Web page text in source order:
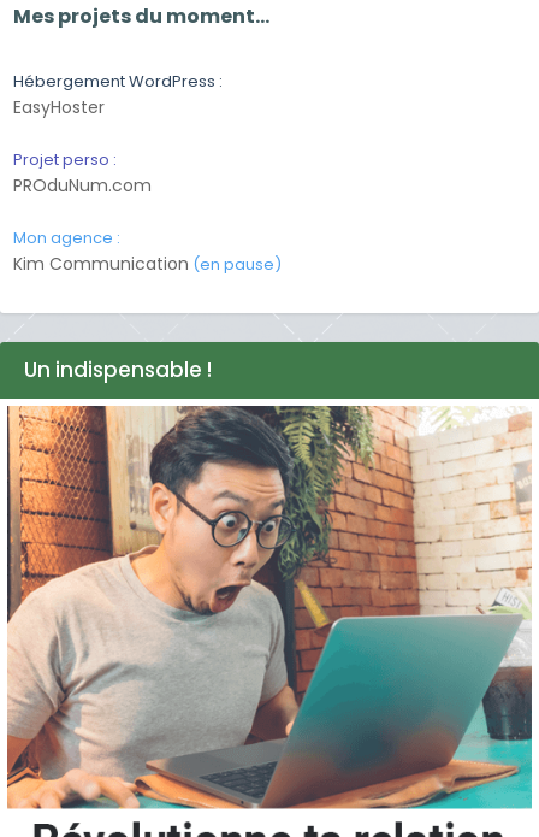
Mes projets du moment…
Hébergement WordPress :
EasyHoster
Projet perso :
PROduNum.com
Mon agence :
Kim Communication (en pause)
Un indispensable !